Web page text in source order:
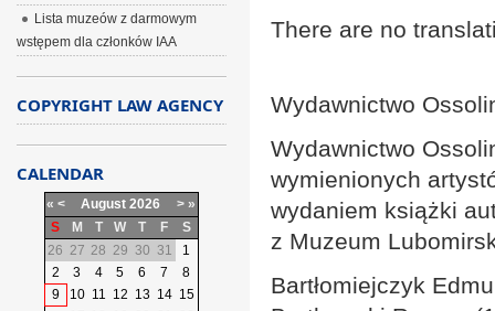
There are no
Wydawnictwo
Wydawnictwo
wymienionych
wydaniem książki
z Muzeum
Bartłomiejczyk
Lista muzeów z darmowym
wstępem dla członków IAA
COPYRIGHT LAW AGENCY
CALENDAR
« < August 2026 > »
S
M T W T F
S
26 27 28 29 30 31
1
2
3 4 5 6 7
8
9
10 11 12 13 14 15